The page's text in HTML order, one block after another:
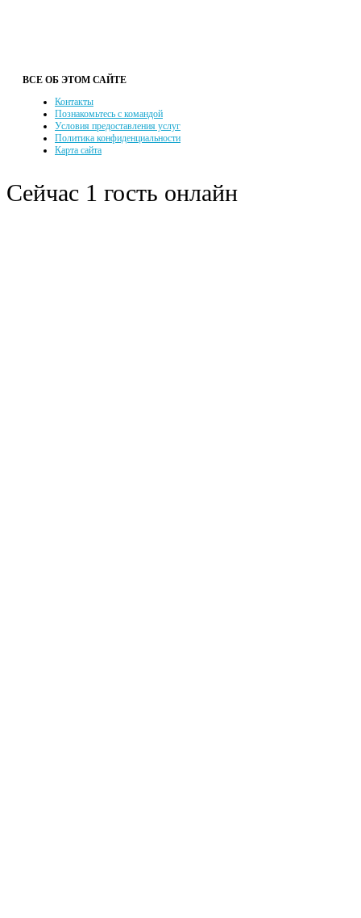
ВСЕ ОБ ЭТОМ САЙТЕ
Контакты
Познакомьтесь с командой
Условия предоставления услуг
Политика конфиденциальности
Карта сайта
Сейчас 1 гость онлайн